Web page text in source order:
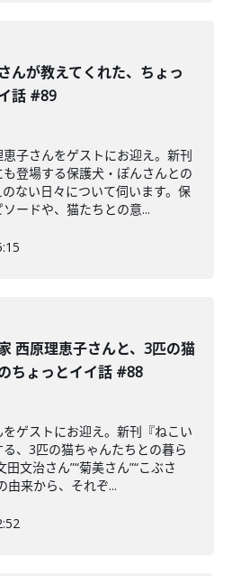
んが教えてくれた、ちょっ
話 #89
子さんをゲストにお迎え。新刊
も登場する保護犬・ぽんさんとの
ない日々について伺います。保
ードや、猫たちとの意...
西原理恵子さんと、3匹の猫
ちょっとイイ話 #88
ゲストにお迎え。新刊『ねこい
、3匹の猫ちゃんたちとの暮ら
文治さん”“菊美さん”“こぶさ
由来から、それぞ...